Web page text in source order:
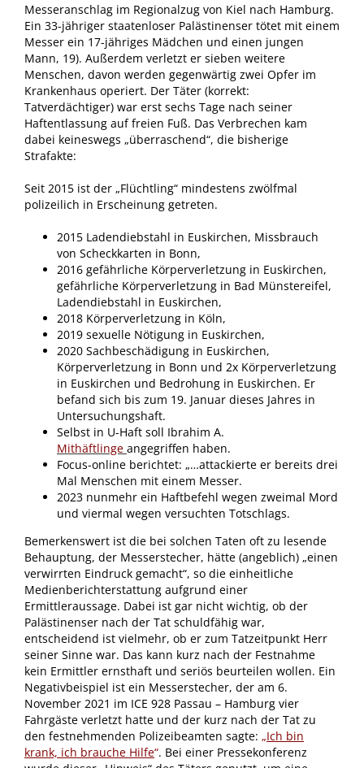
Messeranschlag im Regionalzug von Kiel nach Hamburg.
Ein 33-jähriger staatenloser Palästinenser tötet mit einem
Messer ein 17-jähriges Mädchen und einen jungen
Mann, 19). Außerdem verletzt er sieben weitere
Menschen, davon werden gegenwärtig zwei Opfer im
Krankenhaus operiert. Der Täter (korrekt:
Tatverdächtiger) war erst sechs Tage nach seiner
Haftentlassung auf freien Fuß. Das Verbrechen kam
dabei keineswegs „überraschend“, die bisherige
Strafakte:
Seit 2015 ist der „Flüchtling“ mindestens zwölfmal
polizeilich in Erscheinung getreten.
2015 Ladendiebstahl in Euskirchen, Missbrauch
von Scheckkarten in Bonn,
2016 gefährliche Körperverletzung in Euskirchen,
gefährliche Körperverletzung in Bad Münstereifel,
Ladendiebstahl in Euskirchen,
2018 Körperverletzung in Köln,
2019 sexuelle Nötigung in Euskirchen,
2020 Sachbeschädigung in Euskirchen,
Körperverletzung in Bonn und 2x Körperverletzung
in Euskirchen und Bedrohung in Euskirchen. Er
befand sich bis zum 19. Januar dieses Jahres in
Untersuchungshaft.
Selbst in U-Haft soll Ibrahim A.
Mithäftlinge angegriffen haben.
Focus-online berichtet: „…attackierte er bereits drei
Mal Menschen mit einem Messer.
2023 nunmehr ein Haftbefehl wegen zweimal Mord
und viermal wegen versuchten Totschlags.
Bemerkenswert ist die bei solchen Taten oft zu lesende
Behauptung, der Messerstecher, hätte (angeblich) „einen
verwirrten Eindruck gemacht“, so die einheitliche
Medienberichterstattung aufgrund einer
Ermittleraussage. Dabei ist gar nicht wichtig, ob der
Palästinenser nach der Tat schuldfähig war,
entscheidend ist vielmehr, ob er zum Tatzeitpunkt Herr
seiner Sinne war. Das kann kurz nach der Festnahme
kein Ermittler ernsthaft und seriös beurteilen wollen. Ein
Negativbeispiel ist ein Messerstecher, der am 6.
November 2021 im ICE 928 Passau – Hamburg vier
Fahrgäste verletzt hatte und der kurz nach der Tat zu
den festnehmenden Polizeibeamten sagte: „Ich bin
krank, ich brauche Hilfe“. Bei einer Pressekonferenz